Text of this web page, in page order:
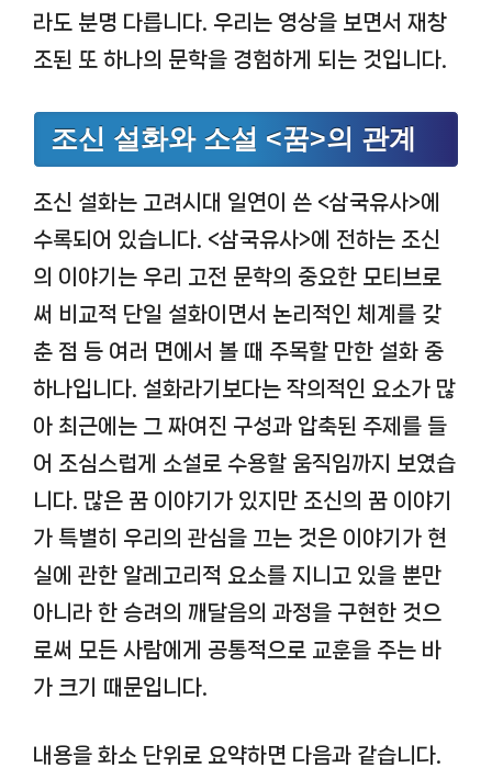
라도 분명 다릅니다. 우리는 영상을 보면서 재창
조된 또 하나의 문학을 경험하게 되는 것입니다.
조신 설화와 소설 <꿈>의 관계
조신 설화는 고려시대 일연이 쓴 <삼국유사>에
수록되어 있습니다. <삼국유사>에 전하는 조신
의 이야기는 우리 고전 문학의 중요한 모티브로
써 비교적 단일 설화이면서 논리적인 체계를 갖
춘 점 등 여러 면에서 볼 때 주목할 만한 설화 중
하나입니다. 설화라기보다는 작의적인 요소가 많
아 최근에는 그 짜여진 구성과 압축된 주제를 들
어 조심스럽게 소설로 수용할 움직임까지 보였습
니다. 많은 꿈 이야기가 있지만 조신의 꿈 이야기
가 특별히 우리의 관심을 끄는 것은 이야기가 현
실에 관한 알레고리적 요소를 지니고 있을 뿐만
아니라 한 승려의 깨달음의 과정을 구현한 것으
로써 모든 사람에게 공통적으로 교훈을 주는 바
가 크기 때문입니다.
내용을 화소 단위로 요약하면 다음과 같습니다.